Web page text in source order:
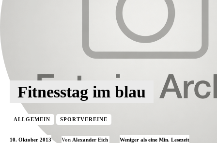
Fitnesstag im blau
ALLGEMEIN SPORTVEREINE
10. Oktober 2013 Von Alexander Eich Weniger als eine Min. Lesezeit